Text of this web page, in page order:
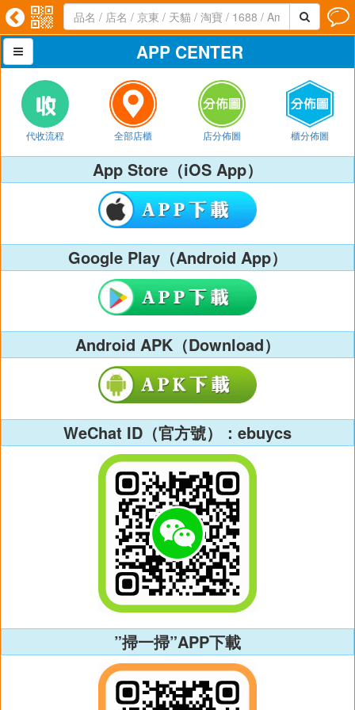
   
 APP CENTER
代收流程 全部店櫃 店分佈圖 櫃分佈圖
App Store（iOS App）
Google Play（Android App）
Android APK（Download）
WeChat ID（官方號）：ebuycs
”掃一掃”APP下載